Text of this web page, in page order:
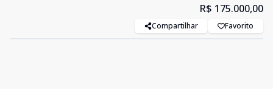
R$ 175.000,00
Compartilhar Favorito